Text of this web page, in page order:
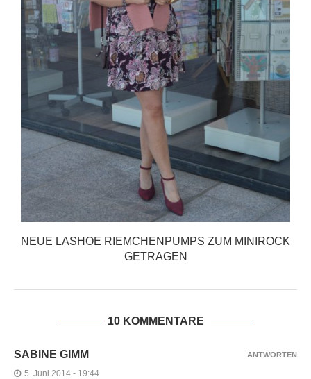
NEUE LASHOE RIEMCHENPUMPS ZUM MINIROCK
GETRAGEN
10 KOMMENTARE
SABINE GIMM
5. Juni 2014 - 19:44
ANTWORTEN